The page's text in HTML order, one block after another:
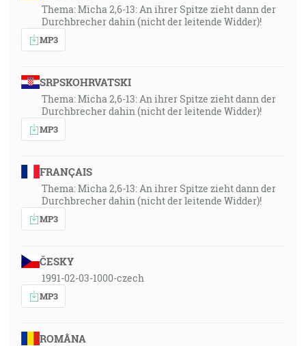
Thema: Micha 2,6-13: An ihrer Spitze zieht dann der
Durchbrecher dahin (nicht der leitende Widder)!
MP3
SRPSKOHRVATSKI
Thema: Micha 2,6-13: An ihrer Spitze zieht dann der
Durchbrecher dahin (nicht der leitende Widder)!
MP3
FRANÇAIS
Thema: Micha 2,6-13: An ihrer Spitze zieht dann der
Durchbrecher dahin (nicht der leitende Widder)!
MP3
ČESKY
1991-02-03-1000-czech
MP3
ROMÂNA